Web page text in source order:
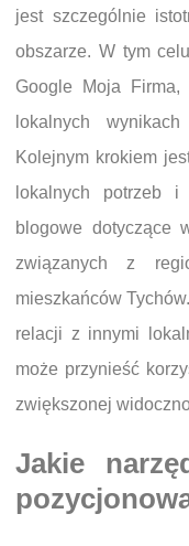
jest szczególnie
obszarze. W tym
Google Moja
lokalnych
Kolejnym krokiem
lokalnych potrzeb i
blogowe dotyczące
związanych z
mieszkańców
relacji z innymi
może przynieść
zwiększonej
Jakie